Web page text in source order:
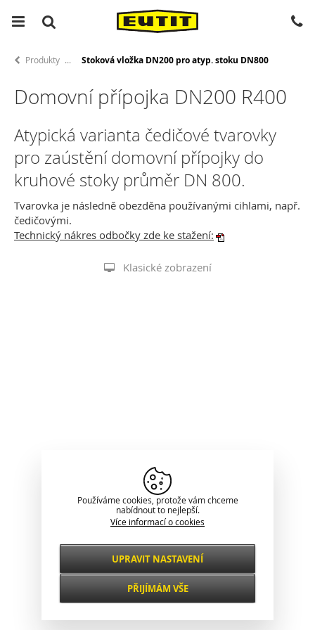
Produkty Stoková vložka DN200 pro atyp. stoku DN800
Domovní přípojka DN200 R400
Atypická varianta čedičové tvarovky
pro zaústění domovní přípojky do
kruhové stoky průměr DN 800.
Tvarovka je následně obezděna používanými cihlami, např.
čedičovými.
Technický nákres odbočky zde ke stažení:
Klasické zobrazení
Používáme cookies, protože vám chceme
nabídnout to nejlepší.
Více informací o cookies
Nezbytné
VŽDY AKTIVNÍ
Funkční a
UPRAVIT NASTAVENÍ
PŘIJÍMÁM VŠE